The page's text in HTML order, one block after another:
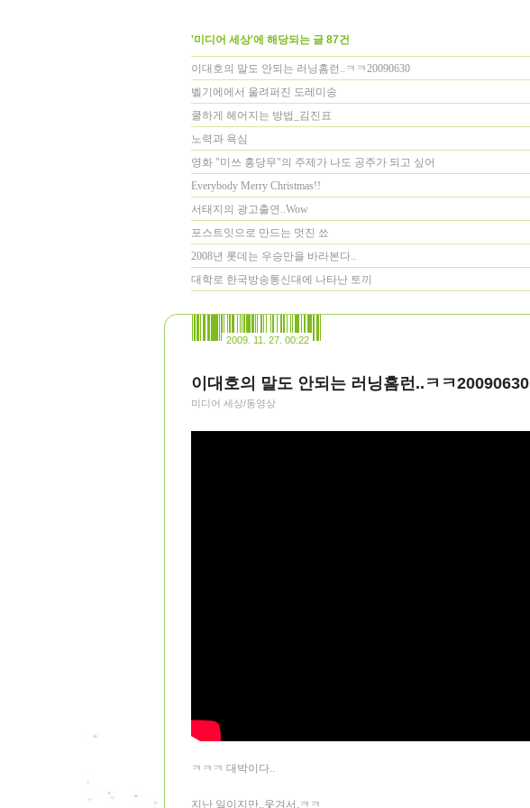
'미디어 세상'에 해당되는 글 87건
이대호의 말도 안되는 러닝홈런..ㅋㅋ20090630
벨기에에서 울려퍼진 도레미송
쿨하게 헤어지는 방법_김진표
노력과 욕심
영화 "미쓰 홍당무"의 주제가 나도 공주가 되고 싶어
Everybody Merry Christmas!!
서태지의 광고출연..Wow
포스트잇으로 만드는 멋진 쑈
2008년 롯데는 우승만을 바라본다..
대학로 한국방송통신대에 나타난 토끼
2009. 11. 27. 00:22
이대호의 말도 안되는 러닝홈런..ㅋㅋ20090630
미디어 세상/동영상
ㅋㅋㅋ 대박이다..
지난 일이지만..웃겨서.ㅋㅋ